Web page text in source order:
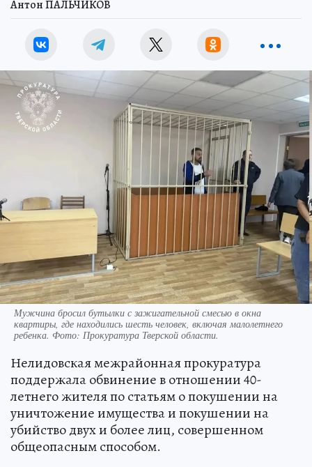
Антон ПАЛЬЧИКОВ
Мужчина бросил бутылки с зажигательной смесью в окна
квартиры, где находились шесть человек, включая малолетнего
ребенка. Фото: Прокуратура Тверской области.
Нелидовская межрайонная прокуратура
поддержала обвинение в отношении 40-
летнего жителя по статьям о покушении на
уничтожение имущества и покушении на
убийство двух и более лиц, совершенном
общеопасным способом.